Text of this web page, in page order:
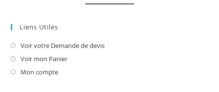
Liens Utiles
Voir votre Demande de devisS’ouvre
Voir mon PanierS’ouvre
Mon compteS’ouvre